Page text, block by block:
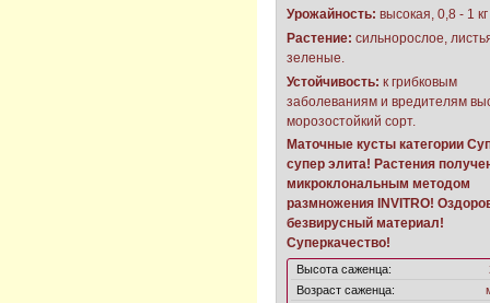
Урожайность: высокая, 0,8 - 1 кг
Растение: сильнорослое,
зеленые.
Устойчивость: к грибковым
заболеваниям и вредителям
морозостойкий сорт.
Маточные кусты категории
cупер элита! Растения
микроклональным методом
размножения INVITRO!
безвирусный материал!
Суперкачество!
Высота саженца:
Возраст саженца: